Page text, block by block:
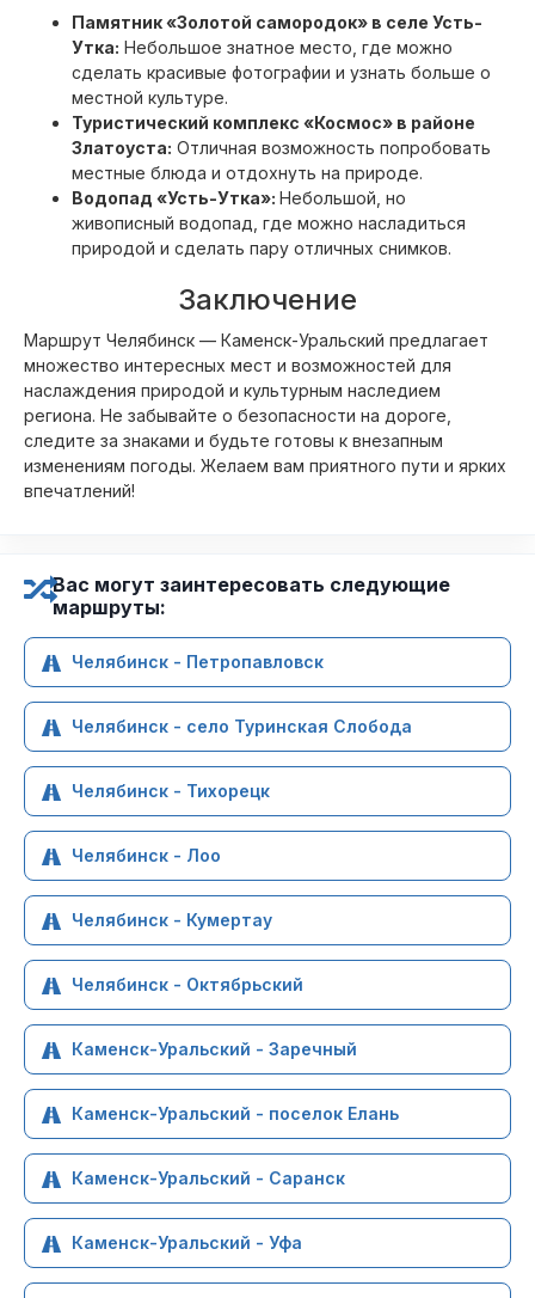
Памятник «Золотой самородок» в селе Усть-
Утка: Небольшое знатное место, где можно
сделать красивые фотографии и узнать больше о
местной культуре.
Туристический комплекс «Космос» в районе
Златоуста: Отличная возможность попробовать
местные блюда и отдохнуть на природе.
Водопад «Усть-Утка»: Небольшой, но
живописный водопад, где можно насладиться
природой и сделать пару отличных снимков.
Заключение
Маршрут Челябинск — Каменск-Уральский предлагает
множество интересных мест и возможностей для
наслаждения природой и культурным наследием
региона. Не забывайте о безопасности на дороге,
следите за знаками и будьте готовы к внезапным
изменениям погоды. Желаем вам приятного пути и ярких
впечатлений!
Вас могут заинтересовать следующие
маршруты:
Челябинск - Петропавловск
Челябинск - село Туринская Слобода
Челябинск - Тихорецк
Челябинск - Лоо
Челябинск - Кумертау
Челябинск - Октябрьский
Каменск-Уральский - Заречный
Каменск-Уральский - поселок Елань
Каменск-Уральский - Саранск
Каменск-Уральский - Уфа